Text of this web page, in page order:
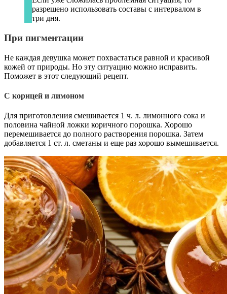
разрешено использовать составы с интервалом в
три дня.
При пигментации
Не каждая девушка может похвастаться равной и красивой
кожей от природы. Но эту ситуацию можно исправить.
Поможет в этот следующий рецепт.
С корицей и лимоном
Для приготовления смешивается 1 ч. л. лимонного сока и
половина чайной ложки коричного порошка. Хорошо
перемешивается до полного растворения порошка. Затем
добавляется 1 ст. л. сметаны и еще раз хорошо вымешивается.